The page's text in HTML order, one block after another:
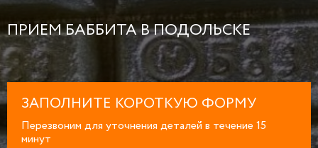
ПРИЕМ БАББИТА В ПОДОЛЬСКЕ
ЗАПОЛНИТЕ КОРОТКУЮ ФОРМУ
Перезвоним для уточнения деталей в течение 15
минут